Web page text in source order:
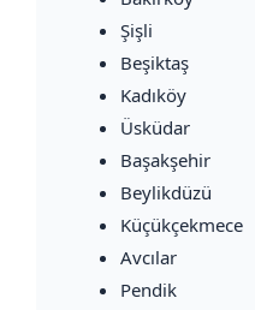
Şişli
Beşiktaş
Kadıköy
Üsküdar
Başakşehir
Beylikdüzü
Küçükçekmece
Avcılar
Pendik